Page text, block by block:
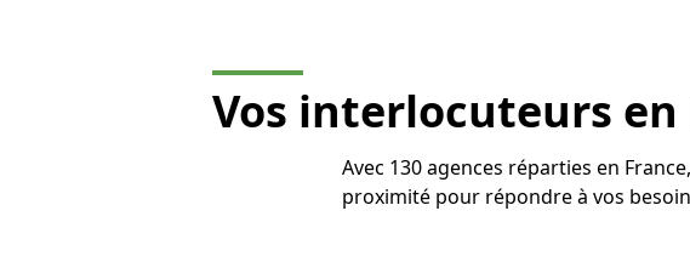
Vos interlocuteurs en
Avec 130 agences réparties en
proximité pour répondre à vos